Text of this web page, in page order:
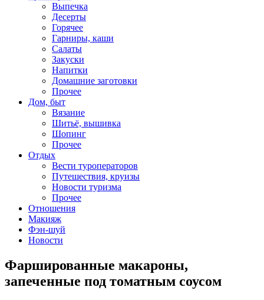
Выпечка
Десерты
Горячее
Гарниры, каши
Салаты
Закуски
Напитки
Домашние заготовки
Прочее
Дом, быт
Вязание
Шитьё, вышивка
Шопинг
Прочее
Отдых
Вести туроператоров
Путешествия, круизы
Новости туризма
Прочее
Отношения
Макияж
Фэн-шуй
Новости
Фаршированные макароны,
запеченные под томатным соусом